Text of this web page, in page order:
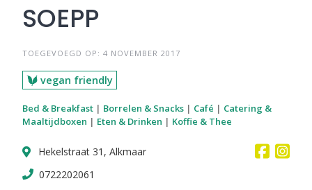
SOEPP
TOEGEVOEGD OP: 4 NOVEMBER 2017
vegan friendly
Bed & Breakfast | Borrelen & Snacks | Café | Catering &
Maaltijdboxen | Eten & Drinken | Koffie & Thee
Hekelstraat 31, Alkmaar
0722202061